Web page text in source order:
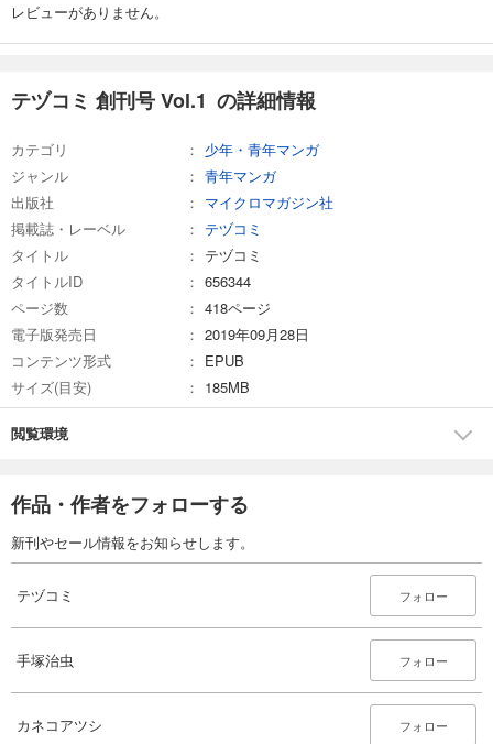
テヅコミ Vol.14
完結
あらすじを表示する
テヅコミ Vol.15
968
あらすじを表示する
テヅコミ Vol.16
テヅコミ Vol.17
968円 (税込)
あらすじを表示する
レビューがありません。
テヅコミ 創刊号 Vol.1 の詳細情報
カテゴリ
少年・青年マンガ
ジャンル
青年マンガ
出版社
マイクロマガジン社
掲載誌・レーベル
テヅコミ
タイトル
テヅコミ
タイトルID
656344
ページ数
418ページ
電子版発売日
2019年09月28日
コンテンツ形式
EPUB
サイズ(目安)
185MB
閲覧環境
作品・作者をフォローする
新刊やセール情報をお知らせします。
テヅコミ フォロー
手塚治虫 フォロー
カネコアツシ フォロー